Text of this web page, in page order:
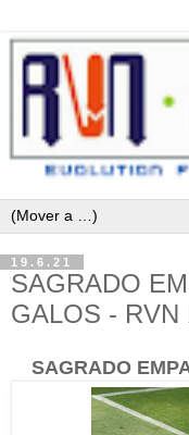
19.6.21
SAGRADO
GALOS - RVN
SAGRADO